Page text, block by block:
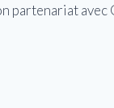
partenariat avec